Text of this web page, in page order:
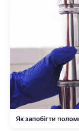
Як запобігти